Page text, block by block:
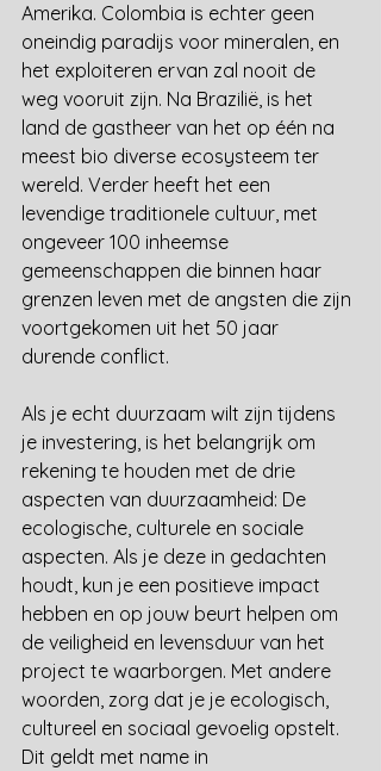
Amerika. Colombia is echter geen
oneindig paradijs voor mineralen, en
het exploiteren ervan zal nooit de
weg vooruit zijn. Na Brazilië, is het
land de gastheer van het op één na
meest bio diverse ecosysteem ter
wereld. Verder heeft het een
levendige traditionele cultuur, met
ongeveer 100 inheemse
gemeenschappen die binnen haar
grenzen leven met de angsten die zijn
voortgekomen uit het 50 jaar
durende conflict.
Als je echt duurzaam wilt zijn tijdens
je investering, is het belangrijk om
rekening te houden met de drie
aspecten van duurzaamheid: De
ecologische, culturele en sociale
aspecten. Als je deze in gedachten
houdt, kun je een positieve impact
hebben en op jouw beurt helpen om
de veiligheid en levensduur van het
project te waarborgen. Met andere
woorden, zorg dat je je ecologisch,
cultureel en sociaal gevoelig opstelt.
Dit geldt met name in